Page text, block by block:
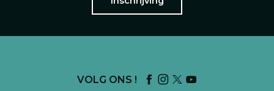
VOLG ONS !